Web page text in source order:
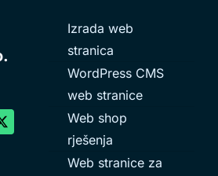
Izrada web
stranica
WordPress CMS
web stranice
Web shop
rješenja
Web stranice za